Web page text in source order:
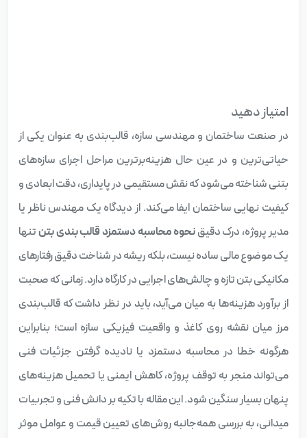
امتیاز دهید
در صنعت ساختمان و مهندسی سازه، قالب‌بندی به عنوان یکی از
حیاتی‌ترین و در عین حال هزینه‌برترین مراحل اجرای سازه‌های
بتنی شناخته می‌شود که نقش مستقیمی در پایداری، دقت ابعادی و
کیفیت نهایی ساختمان ایفا می‌کند. از دیدگاه یک مهندس ناظر یا
مدیر پروژه، درک دقیقنحوه محاسبه دستمزد قالب‌ بندی بتنتنها
یک موضوع مالی ساده نیست، بلکه ریشه در شناخت دقیق رفتارهای
مکانیکی بتن تازه و چالش‌های اجرایی در کارگاه دارد. زمانی که صحبت
از برآورد هزینه‌ها به میان می‌آید، باید در نظر داشت که قالب‌بندی
مرز میان نقشه روی کاغذ و واقعیت فیزیکی سازه است؛ بنابراین
هرگونه خطا در محاسبه دستمزد یا نادیده گرفتن جزئیات فنی
می‌تواند منجر به توقف پروژه، کاهش ایمنی یا تحمیل هزینه‌های
پنهان بسیار سنگین شود. این مقاله با تکیه بر دانش فنی و تجربیات
میدانی، به بررسی همه‌جانبه روش‌های تعیین قیمت و عوامل موثر